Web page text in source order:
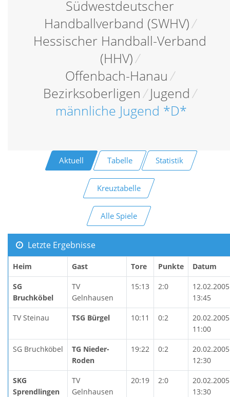
Südwestdeutscher
Handballverband (SWHV)/
Hessischer Handball-Verband
(HHV)/
Offenbach-Hanau /
Bezirksoberligen / Jugend /
männliche Jugend *D*
Aktuell Tabelle Statistik
Kreuztabelle
Alle Spiele
Letzte Ergebnisse
Heim Gast Tore Punkte Datum
SG
Bruchköbel
TV
Gelnhausen
15:13 2:0
12.02.2005
13:45
TV Steinau TSG Bürgel 10:11 0:2
20.02.2005
11:00
SG Bruchköbel
TG Nieder-
Roden
19:22 0:2
20.02.2005
12:30
SKG
Sprendlingen
TV
Gelnhausen
20:19 2:0
20.02.2005
13:30